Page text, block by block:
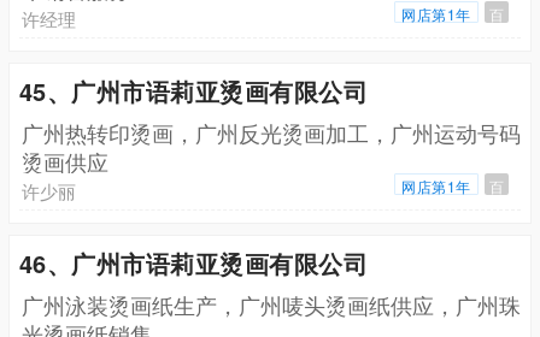
许经理 网店第1年 百
45、广州市语莉亚烫画有限公司
广州热转印烫画，广州反光烫画加工，广州运动号码
烫画供应
许少丽 网店第1年 百
46、广州市语莉亚烫画有限公司
广州泳装烫画纸生产，广州唛头烫画纸供应，广州珠